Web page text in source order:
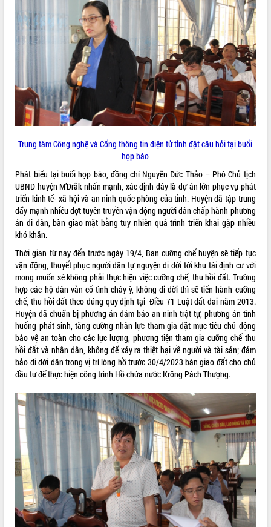
Trung tâm Công nghệ và Cổng thông tin điện tử tỉnhđặt câu hỏi tại buổi
họp báo
Phát biểu tại buổi họp báo, đồng chí Nguyễn Đức Thảo – Phó Chủ tịch
UBND huyện M’Drắk nhấn mạnh, xác định đây là dự án lớn phục vụ phát
triển kinh tế- xã hội và an ninh quốc phòng của tỉnh. Huyện đã tập trung
đẩy mạnh nhiều đợt tuyên truyền vận động người dân chấp hành phương
án di dân, bàn giao mặt bằng tuy nhiên quá trình triển khai gặp nhiều
khó khăn.
Thời gian từ nay đến trước ngày 19/4, Ban cưỡng chế huyện sẽ tiếp tục
vận động, thuyết phục người dân tự nguyện di dời tới khu tái định cư với
mong muốn sẽ không phải thực hiện việc cưỡng chế, thu hồi đất. Trường
hợp các hộ dân vẫn cố tình chây ỳ, không di dời thì sẽ tiến hành cưỡng
chế, thu hồi đất theo đúng quy định tại Điều 71 Luật đất đai năm 2013.
Huyện đã chuẩn bị phương án đảm bảo an ninh trật tự, phương án tình
huống phát sinh, tăng cường nhân lực tham gia đặt mục tiêu chủ động
bảo vệ an toàn cho các lực lượng, phương tiện tham gia cưỡng chế thu
hồi đất và nhân dân, không để xảy ra thiệt hại về người và tài sản; đảm
bảo di dời dân trong vị trí lòng hồ trước 30/4/2023 bàn giao đất cho chủ
đầu tư để thực hiện công trình Hồ chứa nước Krông Pách Thượng.